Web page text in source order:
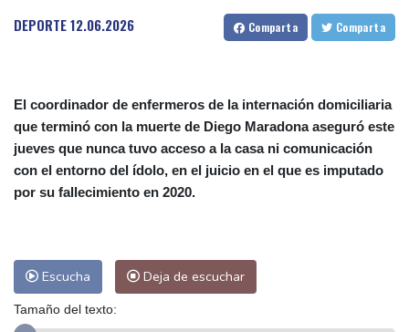
dron en su territorio
DEPORTE12.06.2026 Comparta Comparta
El coordinador de enfermeros de la internación domiciliaria
que terminó con la muerte de Diego Maradona aseguró este
jueves que nunca tuvo acceso a la casa ni comunicación
con el entorno del ídolo, en el juicio en el que es imputado
por su fallecimiento en 2020.
Escucha Deja de escuchar
Tamaño del texto: